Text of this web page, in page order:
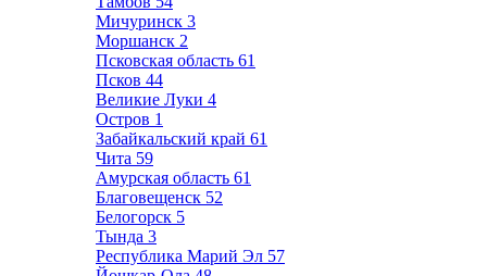
Мичуринск 3
Моршанск 2
Псковская область 61
Псков 44
Великие Луки 4
Остров 1
Забайкальский край 61
Чита 59
Амурская область 61
Благовещенск 52
Белогорск 5
Тында 3
Республика Марий Эл 57